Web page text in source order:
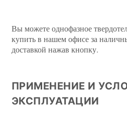
Вы можете однофазное
купить в нашем офисе за
доставкой нажав кнопку.
ПРИМЕНЕНИЕ И
ЭКСПЛУАТАЦИИ